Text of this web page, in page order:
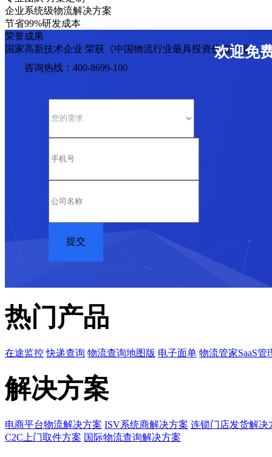
企业系统级物流解决方案
节省99%研发成本
荣誉成果
国家高新技术企业 荣获《中国物流行业最具投资价值企业》
欢迎免
咨询热线：400-8699-100
热门产品
在途监控 快递查询 物流查询地图版 电子面单 物流管家SaaS管
解决方案
电商平台物流解决方案 ISV系统商解决方案 连锁门店发货解决
C2C上门取件方案 国际物流查询解决方案